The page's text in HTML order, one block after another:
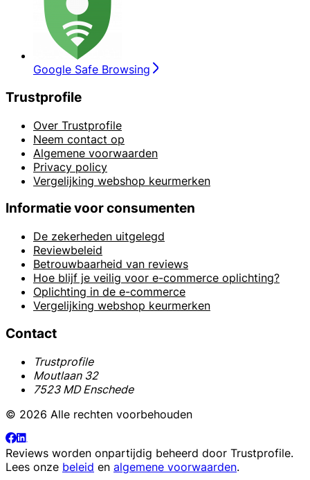
Google Safe Browsing
Trustprofile
Over Trustprofile
Neem contact op
Algemene voorwaarden
Privacy policy
Vergelijking webshop keurmerken
Informatie voor consumenten
De zekerheden uitgelegd
Reviewbeleid
Betrouwbaarheid van reviews
Hoe blijf je veilig voor e-commerce oplichting?
Oplichting in de e-commerce
Vergelijking webshop keurmerken
Contact
Trustprofile
Moutlaan 32
7523 MD Enschede
© 2026 Alle rechten voorbehouden
Reviews worden onpartijdig beheerd door Trustprofile.
Lees onze beleid en algemene voorwaarden.